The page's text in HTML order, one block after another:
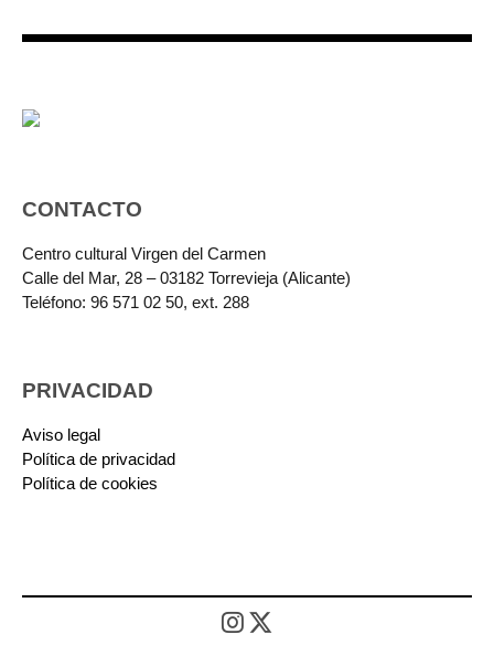
CONTACTO
Centro cultural Virgen del Carmen
Calle del Mar, 28 – 03182 Torrevieja (Alicante)
Teléfono: 96 571 02 50, ext. 288
PRIVACIDAD
Aviso legal
Política de privacidad
Política de cookies